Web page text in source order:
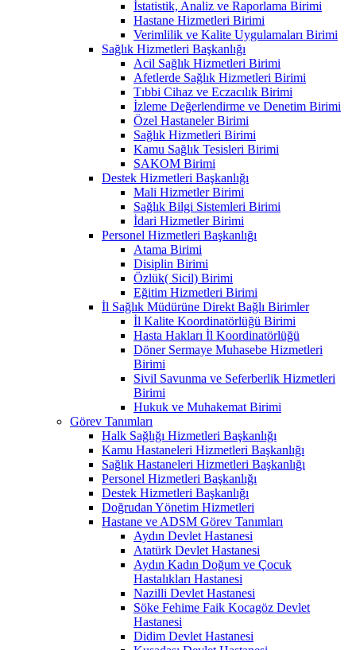
İstatistik, Analiz ve Raporlama Birimi
Hastane Hizmetleri Birimi
Verimlilik ve Kalite Uygulamaları Birimi
Sağlık Hizmetleri Başkanlığı
Acil Sağlık Hizmetleri Birimi
Afetlerde Sağlık Hizmetleri Birimi
Tıbbi Cihaz ve Eczacılık Birimi
İzleme Değerlendirme ve Denetim Birimi
Özel Hastaneler Birimi
Sağlık Hizmetleri Birimi
Kamu Sağlık Tesisleri Birimi
SAKOM Birimi
Destek Hizmetleri Başkanlığı
Mali Hizmetler Birimi
Sağlık Bilgi Sistemleri Birimi
İdari Hizmetler Birimi
Personel Hizmetleri Başkanlığı
Atama Birimi
Disiplin Birimi
Özlük( Sicil) Birimi
Eğitim Hizmetleri Birimi
İl Sağlık Müdürüne Direkt Bağlı Birimler
İl Kalite Koordinatörlüğü Birimi
Hasta Hakları İl Koordinatörlüğü
Döner Sermaye Muhasebe Hizmetleri
Birimi
Sivil Savunma ve Seferberlik Hizmetleri
Birimi
Hukuk ve Muhakemat Birimi
Görev Tanımları
Halk Sağlığı Hizmetleri Başkanlığı
Kamu Hastaneleri Hizmetleri Başkanlığı
Sağlık Hastaneleri Hizmetleri Başkanlığı
Personel Hizmetleri Başkanlığı
Destek Hizmetleri Başkanlığı
Doğrudan Yönetim Hizmetleri
Hastane ve ADSM Görev Tanımları
Aydın Devlet Hastanesi
Atatürk Devlet Hastanesi
Aydın Kadın Doğum ve Çocuk
Hastalıkları Hastanesi
Nazilli Devlet Hastanesi
Söke Fehime Faik Kocagöz Devlet
Hastanesi
Didim Devlet Hastanesi